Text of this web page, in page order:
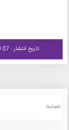
تاریخ انتشار : 07 اکتبر 25